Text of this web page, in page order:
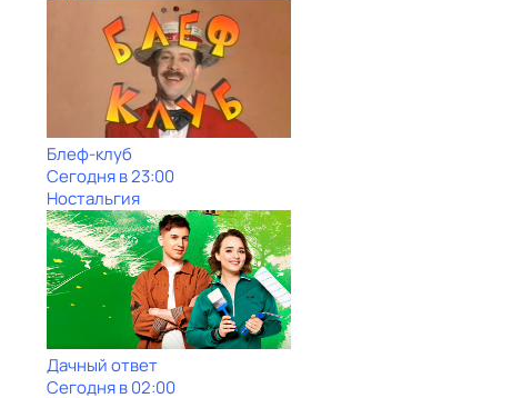
Блеф-клуб
Сегодня в 23:00
Ностальгия
Дачный ответ
Сегодня в 02:00